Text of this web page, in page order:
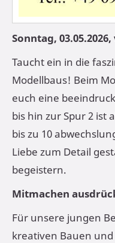
Sonntag,
Taucht ein in die
Modellbaus! Beim
euch eine
bis hin zur Spur 2 ist
bis zu 10
Liebe zum Detail
begeistern.
Mitmachen
Für unsere jungen
kreativen Bauen